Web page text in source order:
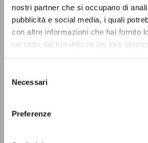
nostri partner che si occupano di
pubblicità e social media, i quali
con altre informazioni che hai fornito
raccolto dal tuo utilizzo dei loro
delNecessari
Preferenze
Cruz Cláudio
Valentini Vando
RESULTADOS